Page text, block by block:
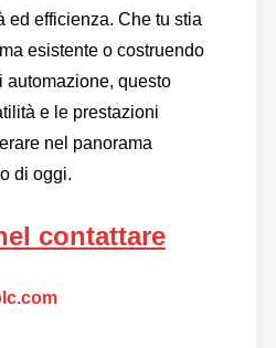
ed efficienza. Che tu stia
esistente o costruendo
automazione, questo
e le prestazioni
nel panorama
di oggi.
contattare